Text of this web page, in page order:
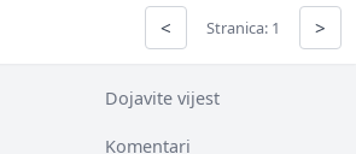
< Stranica: 1 >
Dojavite vijest
Komentari